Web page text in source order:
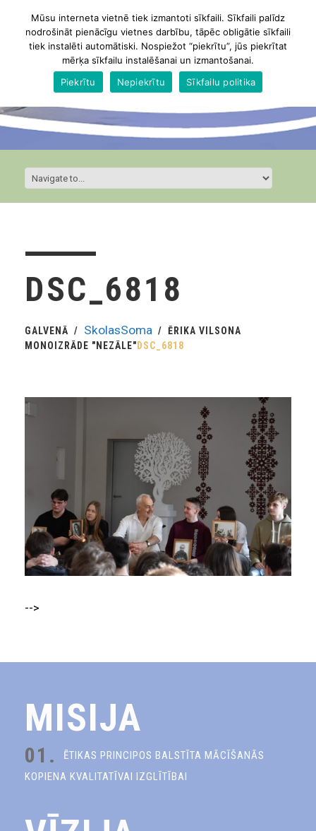
DSC_6818
GALVENĀ SkolasSoma
ĒRIKA VILSONA
MONOIZRĀDE "NEZĀLE" DSC_6818
-->
MISIJA
01.
ĒTIKAS PRINCIPOS BALSTĪTA MĀCĪŠANĀS
KOPIENA KVALITATĪVAI IZGLĪTĪBAI
Mūsu interneta vietnē tiek izmantoti sīkfaili. Sīkfaili palīdz
nodrošināt pienācīgu vietnes darbību, tāpēc obligātie sīkfaili
tiek instalēti automātiski. Nospiežot “piekrītu”, jūs piekrītat
mērķa sīkfailu instalēšanai un izmantošanai.
Piekrītu
Nepiekrītu Sīkfailu politika